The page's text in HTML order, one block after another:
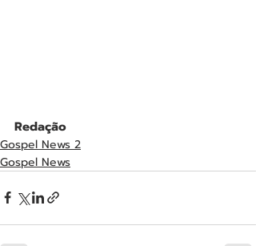
Redação
Gospel News 2
Gospel News